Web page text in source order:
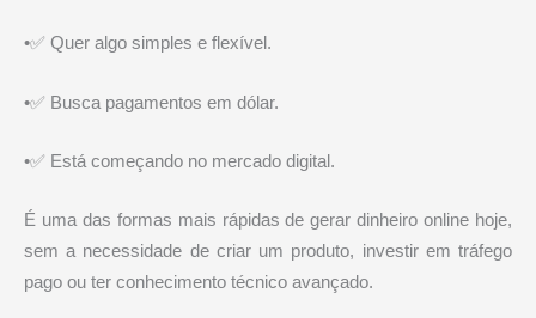
•✅ Quer algo simples e flexível.
•✅ Busca pagamentos em dólar.
•✅ Está começando no mercado digital.
É uma das formas mais rápidas de gerar dinheiro online hoje,
sem a necessidade de criar um produto, investir em tráfego
pago ou ter conhecimento técnico avançado.